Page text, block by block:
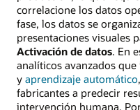
correlacione los datos
fase, los datos se
presentaciones visuales
Activación de datos. En
analíticos avanzados
y aprendizaje automático
fabricantes a predecir
intervención humana.